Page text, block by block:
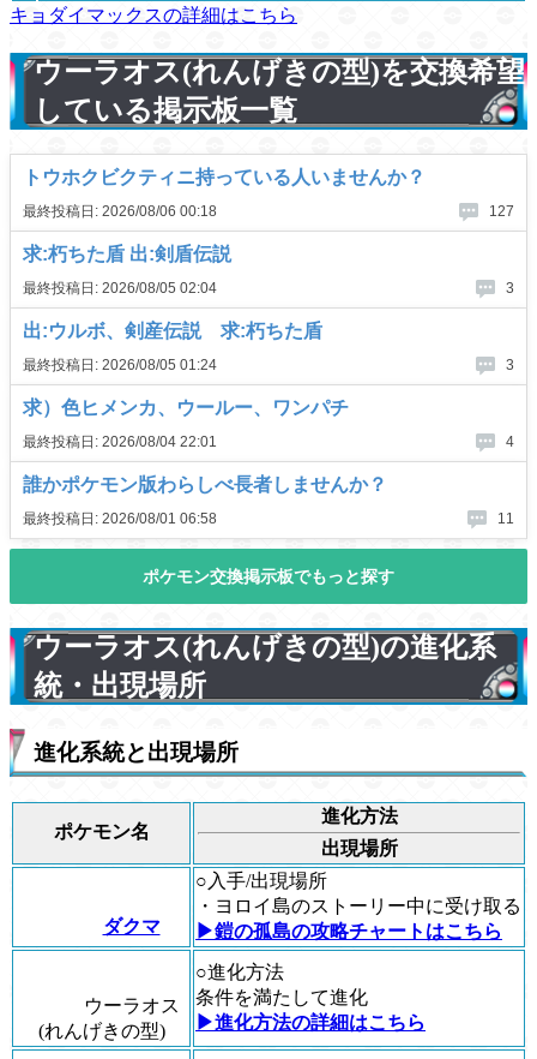
キョダイマックスの詳細はこちら
ウーラオス(れんげきの型)を交換希望
している掲示板一覧
ウーラオス(れんげきの型)の進化系
統・出現場所
進化系統と出現場所
ポケモン名
進化方法
出現場所
ダクマ
○入手/出現場所
・ヨロイ島のストーリー中に受け取る
▶︎鎧の孤島の攻略チャートはこちら
ウーラオス
(れんげきの型)
○進化方法
条件を満たして進化
▶︎進化方法の詳細はこちら